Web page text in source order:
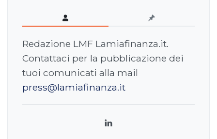
Redazione LMF Lamiafinanza.it.
Contattaci per la pubblicazione dei
tuoi comunicati alla mail
press@lamiafinanza.it
LinkedIn